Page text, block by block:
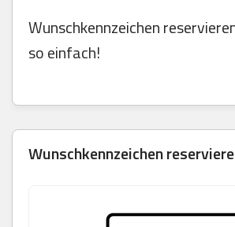
Wunschkennzeichen
so einfach!
Wunschkennzeichen